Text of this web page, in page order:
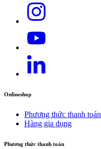
Onlineshop
Phương thức thanh toán
Hàng gia dụng
Phương thức thanh toán